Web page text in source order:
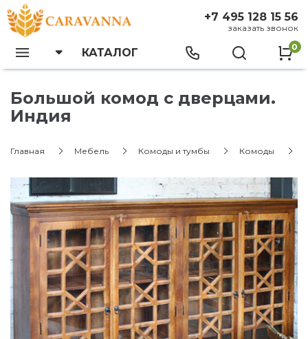
+7 495 128 15 56
заказать звонок
КАТАЛОГ 0
Большой комод с дверцами.
Индия
Главная Мебель Комоды и тумбы Комоды